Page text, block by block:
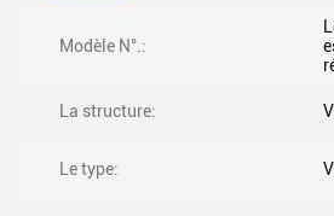
Modèle N°.:
La structure:
Le type: